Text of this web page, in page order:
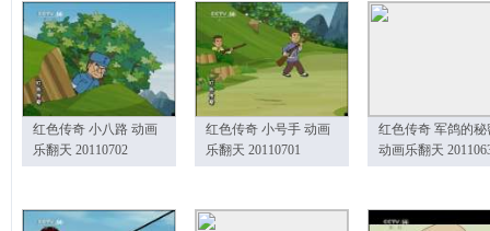
红色传奇 小八路 动画
乐翻天 20110702
红色传奇 小号手 动画
乐翻天 20110701
红色传奇 军鸽的秘
动画乐翻天